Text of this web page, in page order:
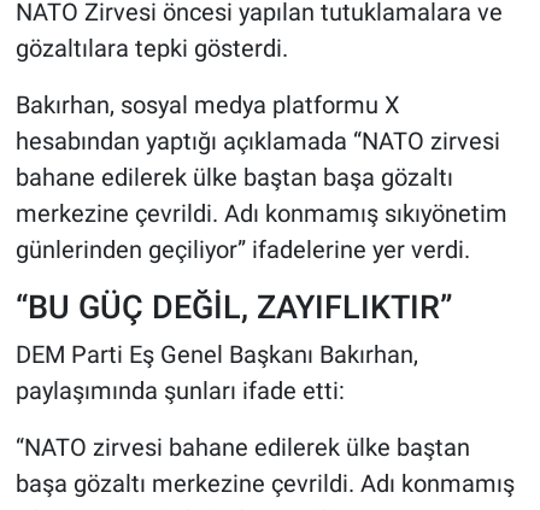
NATO Zirvesi öncesi yapılan tutuklamalara ve
gözaltılara tepki gösterdi.
Bakırhan, sosyal medya platformu X
hesabından yaptığı açıklamada “NATO zirvesi
bahane edilerek ülke baştan başa gözaltı
merkezine çevrildi. Adı konmamış sıkıyönetim
günlerinden geçiliyor” ifadelerine yer verdi.
“BU GÜÇ DEĞİL, ZAYIFLIKTIR”
DEM Parti Eş Genel Başkanı Bakırhan,
paylaşımında şunları ifade etti:
“NATO zirvesi bahane edilerek ülke baştan
başa gözaltı merkezine çevrildi. Adı konmamış